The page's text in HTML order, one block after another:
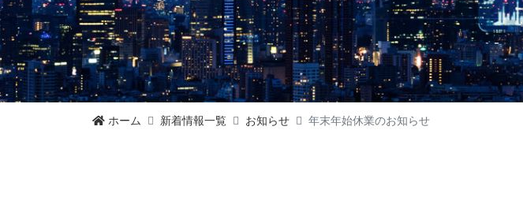
ホーム 新着情報一覧 お知らせ 年末年始休業のお知らせ